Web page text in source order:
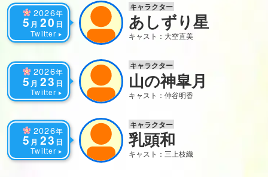
2026年
5 月 20 日
Twitter
キャラクター
あしずり星
キャスト：大空直美
2026年
5 月 23 日
Twitter
キャラクター
山の神皐月
キャスト：仲谷明香
2026年
5 月 23 日
Twitter
キャラクター
乳頭和
キャスト：三上枝織